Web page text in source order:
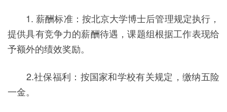
1. 薪酬标准：按北京大学博士后管理规定执行，
提供具有竞争力的薪酬待遇，课题组根据工作表现给
予额外的绩效奖励。
2.社保福利：按国家和学校有关规定，缴纳五险
一金。